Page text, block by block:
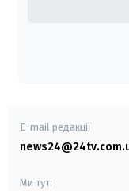
E-mail редакції
Ми тут: